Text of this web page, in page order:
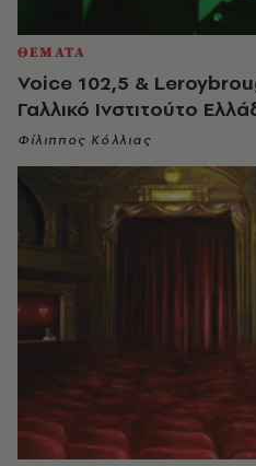
ΘΕΜΑΤΑ
Voice 102,5 &
Γαλλικό Ινστιτούτο
Φίλιππος Κόλλιας